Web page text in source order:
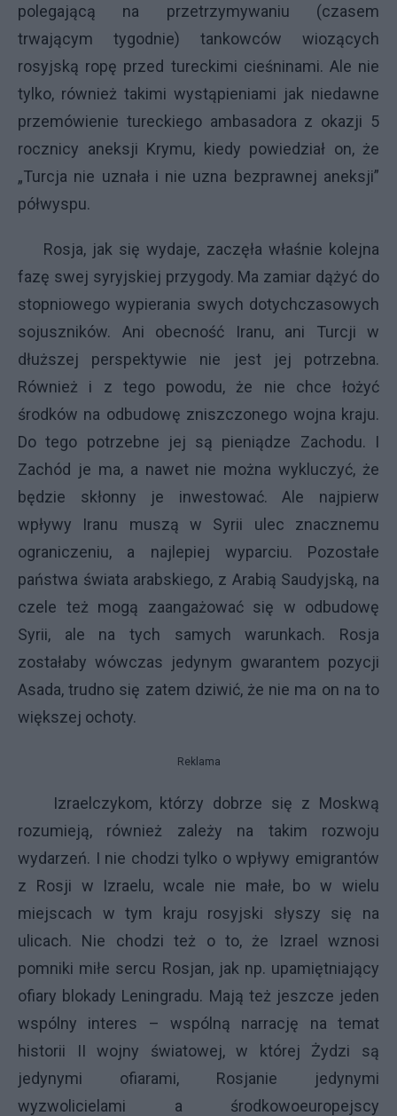
polegającą na przetrzymywaniu (czasem
trwającym tygodnie) tankowców wiozących
rosyjską ropę przed tureckimi cieśninami. Ale nie
tylko, również takimi wystąpieniami jak niedawne
przemówienie tureckiego ambasadora z okazji 5
rocznicy aneksji Krymu, kiedy powiedział on, że
„Turcja nie uznała i nie uzna bezprawnej aneksji”
półwyspu.
Rosja, jak się wydaje, zaczęła właśnie kolejna
fazę swej syryjskiej przygody. Ma zamiar dążyć do
stopniowego wypierania swych dotychczasowych
sojuszników. Ani obecność Iranu, ani Turcji w
dłuższej perspektywie nie jest jej potrzebna.
Również i z tego powodu, że nie chce łożyć
środków na odbudowę zniszczonego wojna kraju.
Do tego potrzebne jej są pieniądze Zachodu. I
Zachód je ma, a nawet nie można wykluczyć, że
będzie skłonny je inwestować. Ale najpierw
wpływy Iranu muszą w Syrii ulec znacznemu
ograniczeniu, a najlepiej wyparciu. Pozostałe
państwa świata arabskiego, z Arabią Saudyjską, na
czele też mogą zaangażować się w odbudowę
Syrii, ale na tych samych warunkach. Rosja
zostałaby wówczas jedynym gwarantem pozycji
Asada, trudno się zatem dziwić, że nie ma on na to
większej ochoty.
Reklama
Izraelczykom, którzy dobrze się z Moskwą
rozumieją, również zależy na takim rozwoju
wydarzeń. I nie chodzi tylko o wpływy emigrantów
z Rosji w Izraelu, wcale nie małe, bo w wielu
miejscach w tym kraju rosyjski słyszy się na
ulicach. Nie chodzi też o to, że Izrael wznosi
pomniki miłe sercu Rosjan, jak np. upamiętniający
ofiary blokady Leningradu. Mają też jeszcze jeden
wspólny interes – wspólną narrację na temat
historii II wojny światowej, w której Żydzi są
jedynymi ofiarami, Rosjanie jedynymi
wyzwolicielami a środkowoeuropejscy